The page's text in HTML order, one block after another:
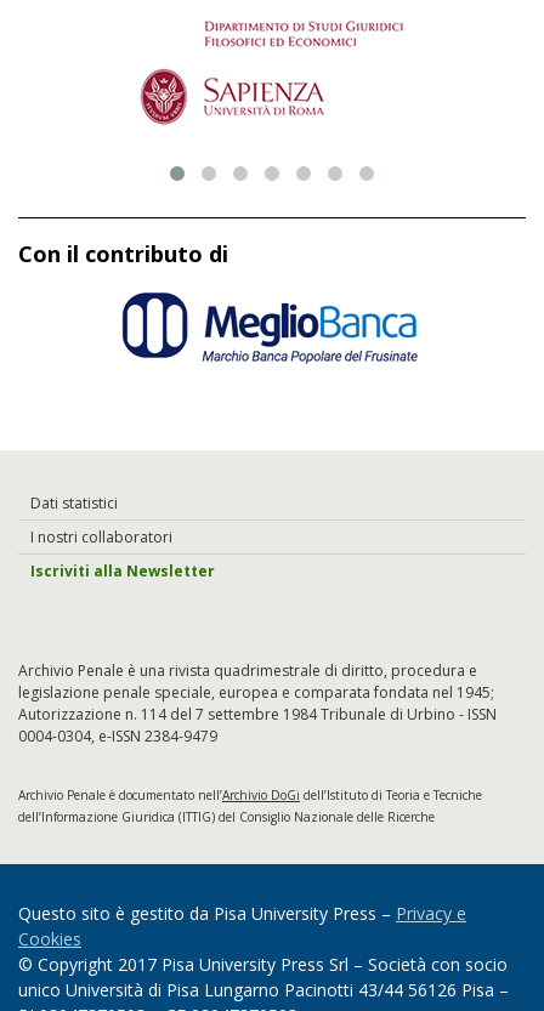
Con il contributo di
Dati statistici
I nostri collaboratori
Iscriviti alla Newsletter
Archivio Penale è una rivista quadrimestrale di diritto, procedura e
legislazione penale speciale, europea e comparata fondata nel 1945;
Autorizzazione n. 114 del 7 settembre 1984 Tribunale di Urbino - ISSN
0004-0304, e-ISSN 2384-9479
Archivio Penale è documentato nell’Archivio DoGi dell’Istituto di Teoria e Tecniche
dell’Informazione Giuridica (ITTIG) del Consiglio Nazionale delle Ricerche
Questo sito è gestito da Pisa University Press – Privacy e
Cookies
© Copyright 2017 Pisa University Press Srl – Società con socio
unico Università di Pisa Lungarno Pacinotti 43/44 56126 Pisa –